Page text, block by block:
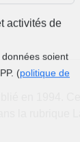
en 1994. Ce
la rubrique La
de
soient
(